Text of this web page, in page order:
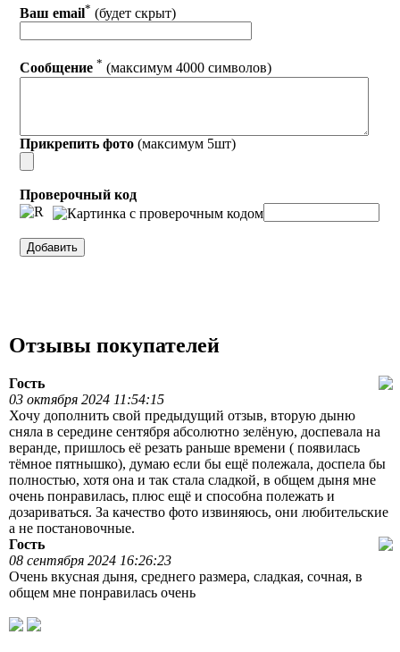
Ваш email* (будет скрыт)
Сообщение * (максимум 4000 символов)
Прикрепить фото (максимум 5шт)
Проверочный код
Отзывы покупателей
Гость
03 октября 2024 11:54:15
Хочу дополнить свой предыдущий отзыв, вторую дыню
сняла в середине сентября абсолютно зелёную, доспевала на
веранде, пришлось её резать раньше времени ( появилась
тёмное пятнышко), думаю если бы ещё полежала, доспела бы
полностью, хотя она и так стала сладкой, в общем дыня мне
очень понравилась, плюс ещё и способна полежать и
дозариваться. За качество фото извиняюсь, они любительские
а не постановочные.
Гость
08 сентября 2024 16:26:23
Очень вкусная дыня, среднего размера, сладкая, сочная, в
общем мне понравилась очень